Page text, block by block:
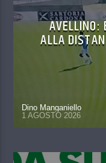
AVELLINO:
ALLA
Dino Manganiello
1 AGOSTO 2026